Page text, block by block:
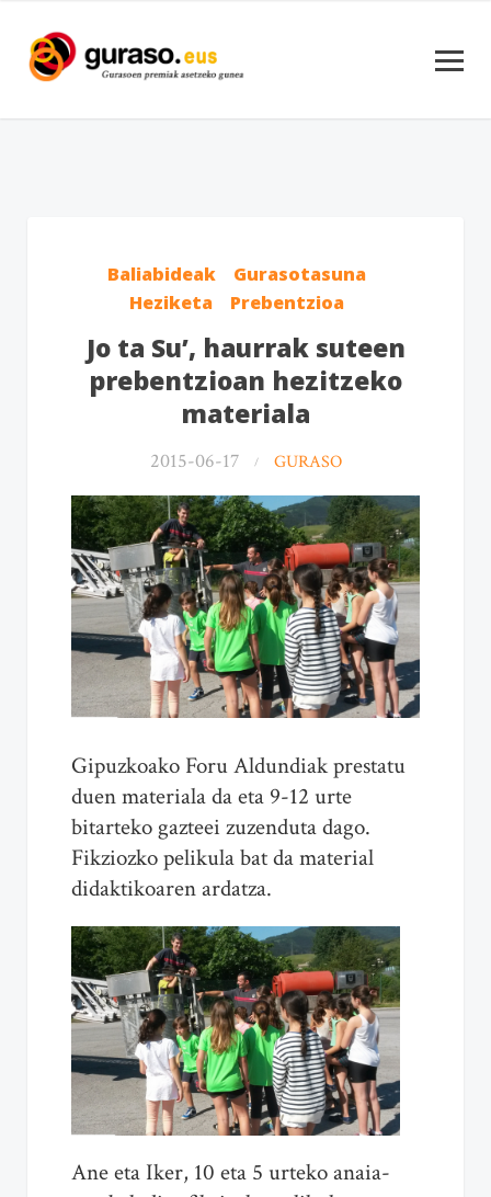
Baliabideak
Gurasotasuna
Heziketa
Prebentzioa
Jo ta Su’, haurrak suteen
prebentzioan hezitzeko
materiala
2015-06-17 GURASO
Gipuzkoako Foru Aldundiak prestatu
duen materiala da eta 9-12 urte
bitarteko gazteei zuzenduta dago.
Fikziozko pelikula bat da material
didaktikoaren ardatza.
Ane eta Iker, 10 eta 5 urteko anaia-